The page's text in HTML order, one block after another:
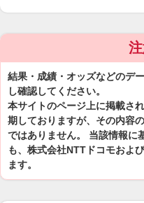
結果・成績・オッズなどのデ
し確認してください。
本サイトのページ上に掲載さ
期しておりますが、その内容
ではありません。 当該情報に
も、株式会社NTTドコモおよ
ます。